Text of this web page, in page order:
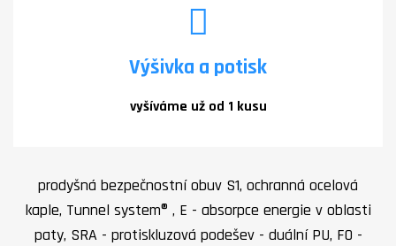
Výšivka a potisk
vyšíváme už od 1 kusu
prodyšná bezpečnostní obuv S1, ochranná ocelová
kaple, Tunnel system® , E - absorpce energie v oblasti
paty, SRA - protiskluzová podešev - duální PU, FO -